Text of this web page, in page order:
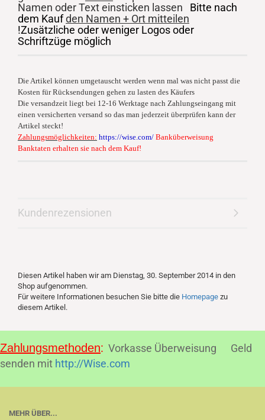
Namen oder Text einsticken lassen
Bitte nach
dem Kaufden Namen + Ort mitteilen
!Zusätzliche oder weniger Logos oder
Schriftzüge möglich
Die Artikel können umgetauscht werden wenn mal was nicht passt die
Kosten für Rücksendungen gehen zu lasten des Käufers
Die versandzeit liegt bei 12-16 Werktage nach Zahlungseingang mit
einen versicherten versand so das man jederzeit überprüfen kann der
Artikel steckt!
Zahlungsmöglichkeiten: https://wise.com/ Banküberweisung
Banktaten erhalten sie nach dem Kauf!
Kundenrezensionen
Diesen Artikel haben wir am Dienstag, 30. September 2014 in den
Shop aufgenommen.
Für weitere Informationen besuchen Sie bitte die Homepage zu
diesem Artikel.
Zahlungsmethoden: Vorkasse Überweisung Geld
senden mit http://Wise.com
MEHR ÜBER...